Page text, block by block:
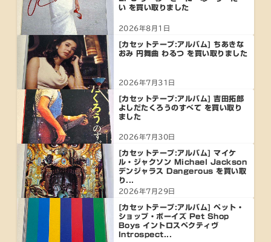
い を買い取りました
2026年8月1日
[カセットテープ:アルバム] ちあきな
おみ 円舞曲 わるつ を買い取りました
2026年7月31日
[カセットテープ:アルバム] 吉田拓郎
よしだたくろうのすべて を買い取り
ました
2026年7月30日
[カセットテープ:アルバム] マイケ
ル・ジャクソン Michael Jackson
デンジャラス Dangerous を買い取
り...
2026年7月29日
[カセットテープ:アルバム] ペット・
ショップ・ボーイズ Pet Shop
Boys イントロスペクティヴ
Introspect...